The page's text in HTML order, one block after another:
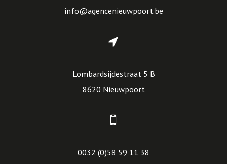
info@agencenieuwpoort.be
Lombardsijdestraat 5 B
8620 Nieuwpoort
0032 (0)58 59 11 38